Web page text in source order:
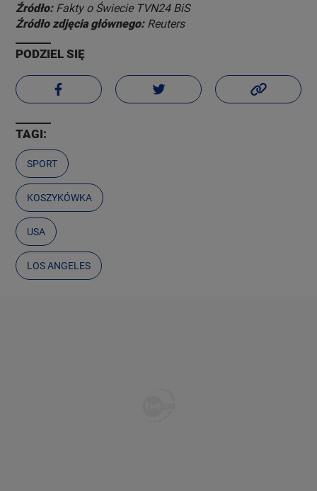
Źródło: Fakty o Świecie TVN24 BiS
Źródło zdjęcia głównego: Reuters
PODZIEL SIĘ
TAGI:
SPORT
KOSZYKÓWKA
USA
LOS ANGELES